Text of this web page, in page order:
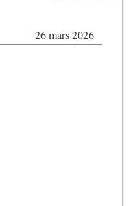
26 mars 2026